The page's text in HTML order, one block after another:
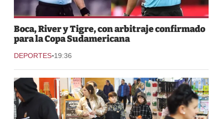
Boca, River y Tigre, con arbitraje confirmado
para la Copa Sudamericana
DEPORTES-19:36